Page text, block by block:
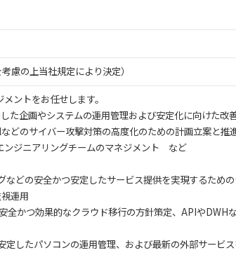
慮の上当社規定により決定）
ントをお任せします。
た企画やシステムの運用管理および安定化に向けた改
どのサイバー攻撃対策の高度化のための計画立案と推
ンジニアリングチームのマネジメント など
などの安全かつ安定したサービス提供を実現するため
運用
全かつ効果的なクラウド移行の方針策定、APIやDWH
したパソコンの運用管理、および最新の外部サービ